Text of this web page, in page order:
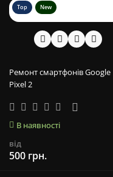
Top New
Ремонт смартфонів Google
Pixel 2
В наявності
від
500 грн.